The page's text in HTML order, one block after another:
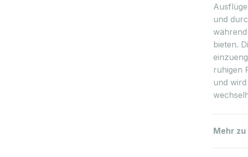
und
bieten.
ruhigen
und
Mehr